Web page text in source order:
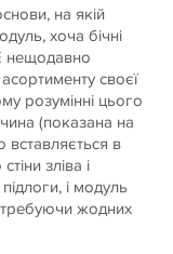
на якій
хоча бічні
нещодавно
своєї
розумінні цього
(показана на
в
зліва і
і модуль
жодних